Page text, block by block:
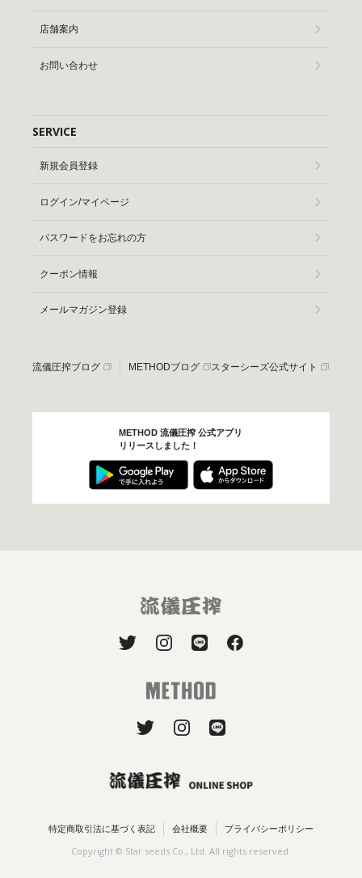
店舗案内
お問い合わせ
SERVICE
新規会員登録
ログイン/マイページ
パスワードをお忘れの方
クーポン情報
メールマガジン登録
流儀圧搾ブログ METHODブログ スターシーズ公式サイト
METHOD 流儀圧搾 公式アプリ
リリースしました！
特定商取引法に基づく表記 会社概要 プライバシーポリシー
Copyright © Star seeds Co., Ltd. All rights reserved.